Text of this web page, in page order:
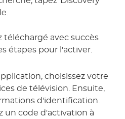
téléchargé avec succès
étapes pour l'activer.
choisissez votre
de télévision. Ensuite,
d'identification.
un code d'activation à